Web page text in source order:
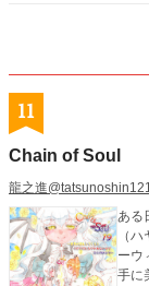
11
Chain of Soul
龍之進
ある
（
ーウ
手に